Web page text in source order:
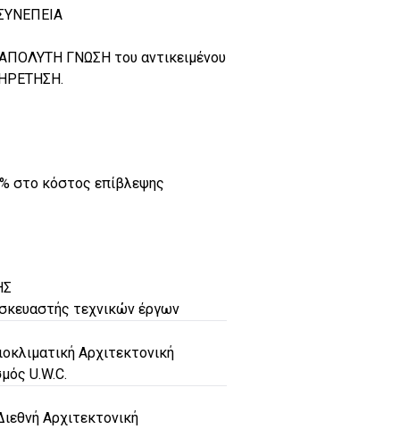
ΓΝΩΣΗ του αντικειμένου
στο κόστος επίβλεψης
τεχνικών έργων
Αρχιτεκτονική
U.W.C.
Αρχιτεκτονική